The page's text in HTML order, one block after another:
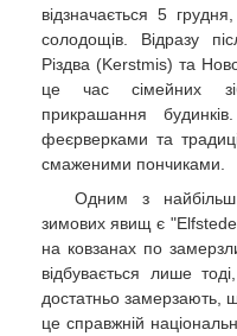
відзначається 5
солодощів. Відразу
Різдва (Kerstmis) та
це час сімейних
прикрашання
феєрверками та
смаженими пончиками.
Одним з найбільш
зимових явищ є
на ковзанах по
відбувається лише
достатньо замерзають,
це справжній